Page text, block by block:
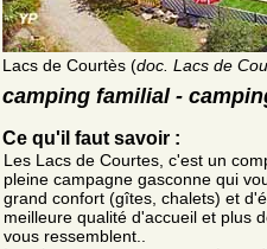
Lacs de Courtès (doc. Lacs de
camping familial -
Ce qu'il faut savoir :
Les Lacs de Courtes, c'est un
pleine campagne gasconne qui
grand confort (gîtes, chalets) et
meilleure qualité d'accueil et plus
vous ressemblent..